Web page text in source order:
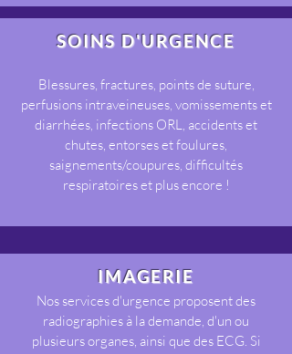
SOINS D'URGENCE
Blessures, fractures, points de suture,
perfusions intraveineuses, vomissements et
diarrhées, infections ORL, accidents et
chutes, entorses et foulures,
saignements/coupures, difficultés
respiratoires et plus encore !
IMAGERIE
Nos services d'urgence proposent des
radiographies à la demande, d'un ou
plusieurs organes, ainsi que des ECG. Si